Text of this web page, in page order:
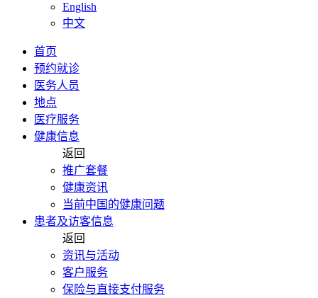
English
中文
首页
预约就诊
医务人员
地点
医疗服务
健康信息
返回
推广套餐
健康资讯
当前中国的健康问题
患者及访客信息
返回
资讯与活动
客户服务
保险与直接支付服务